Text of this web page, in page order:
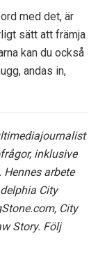
med det, är
sätt att främja
kan du också
andas in,
inklusive
arbete
City
City
Story. Följ